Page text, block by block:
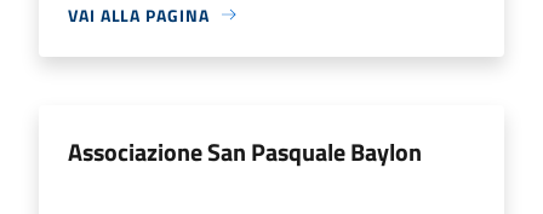
VAI ALLA PAGINA
Associazione San Pasquale Baylon